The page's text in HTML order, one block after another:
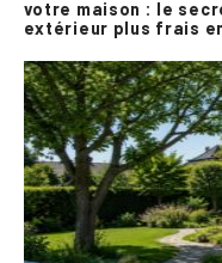
votre maison : le
extérieur plus frais